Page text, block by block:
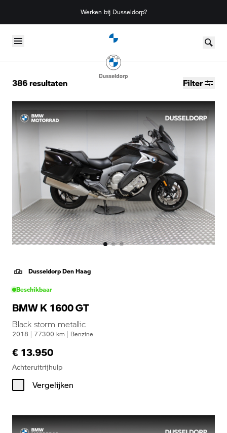
Werken bij Dusseldorp?
Skip to content
386resultaten Filter
Dusseldorp Den Haag
Beschikbaar
BMW K 1600 GT
Black storm metallic
2018 | 77300 km | Benzine
€ 13.950
Achteruitrijhulp
Vergelijken